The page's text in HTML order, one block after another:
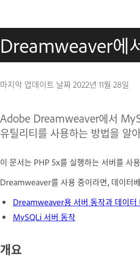
Dreamweaver에
마지막 업데이트 날짜2022년 11월 28일
Adobe Dreamweaver에서
유틸리티를 사용하는 방법을 알
이 문서는 PHP 5x를 실행하는 서버를
Dreamweaver를 사용 중이라면, 데이터
Dreamweaver용 서버 동작과 데이터
MySQLi 서버 동작
개요